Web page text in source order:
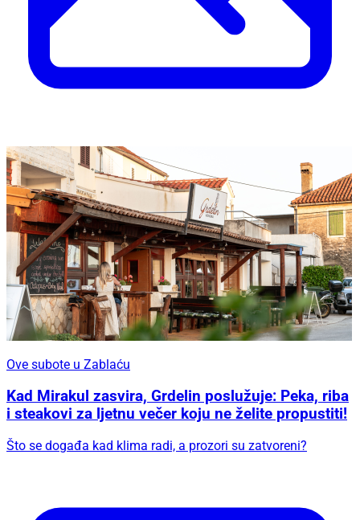
Ove subote u Zablaću
Kad Mirakul zasvira, Grdelin poslužuje: Peka, riba
i steakovi za ljetnu večer koju ne želite propustiti!
Što se događa kad klima radi, a prozori su zatvoreni?